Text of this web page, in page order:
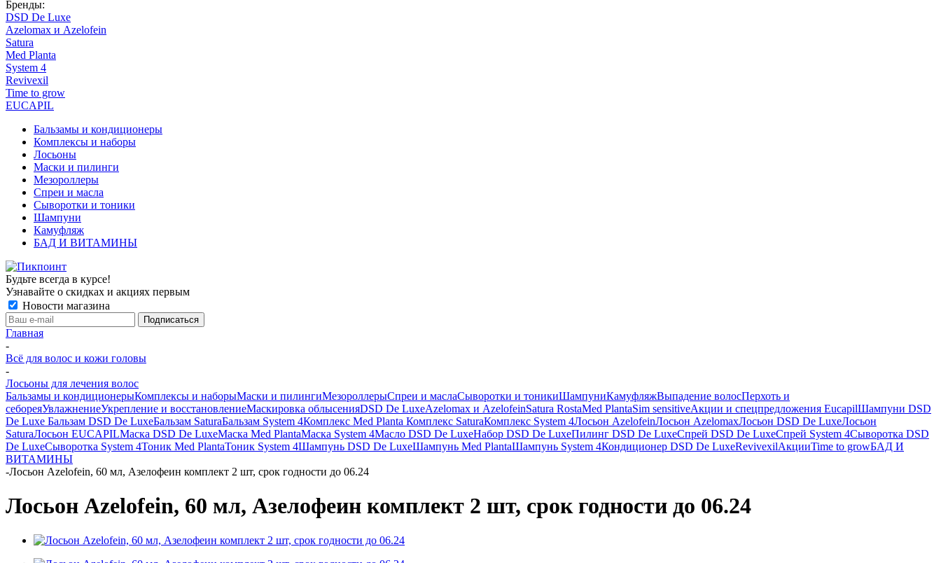
Бренды:
DSD De Luxe
Azelomax и Azelofein
Satura
Med Planta
System 4
Revivexil
Time to grow
EUCAPIL
Бальзамы и кондиционеры
Комплексы и наборы
Лосьоны
Маски и пилинги
Мезороллеры
Спреи и масла
Сыворотки и тоники
Шампуни
Камуфляж
БАД И ВИТАМИНЫ
Будьте всегда в курсе!
Узнавайте о скидках и акциях первым
Новости магазина
Главная
-
Всё для волос и кожи головы
-
Лосьоны для лечения волос
Бальзамы и кондиционерыКомплексы и наборыМаски и пилингиМезороллерыСпреи и маслаСыворотки и тоникиШампуниКамуфляжВыпадение волосПерхоть и
себореяУвлажнениеУкрепление и восстановлениеМаскировка облысенияDSD De LuxeAzelomax и AzelofeinSatura RostaMed PlantaSim sensitiveАкции и спецпредложения EucapilШампуни DSD
De Luxe Бальзам DSD De LuxeБальзам SaturaБальзам System 4Комплекс Med Planta Комплекс SaturaКомплекс System 4Лосьон AzelofeinЛосьон AzelomaxЛосьон DSD De LuxeЛосьон
SaturaЛосьон EUCAPILМаска DSD De LuxeМаска Med PlantaМаска System 4Масло DSD De LuxeНабор DSD De LuxeПилинг DSD De LuxeСпрей DSD De LuxeСпрей System 4Сыворотка DSD
De LuxeСыворотка System 4Тоник Med PlantaТоник System 4Шампунь DSD De LuxeШампунь Med PlantaШампунь System 4Кондиционер DSD De LuxeRevivexilАкцииTime to growБАД И
ВИТАМИНЫ
-Лосьон Azelofein, 60 мл, Азелофеин комплект 2 шт, срок годности до 06.24
Лосьон Azelofein, 60 мл, Азелофеин комплект 2 шт, срок годности до 06.24